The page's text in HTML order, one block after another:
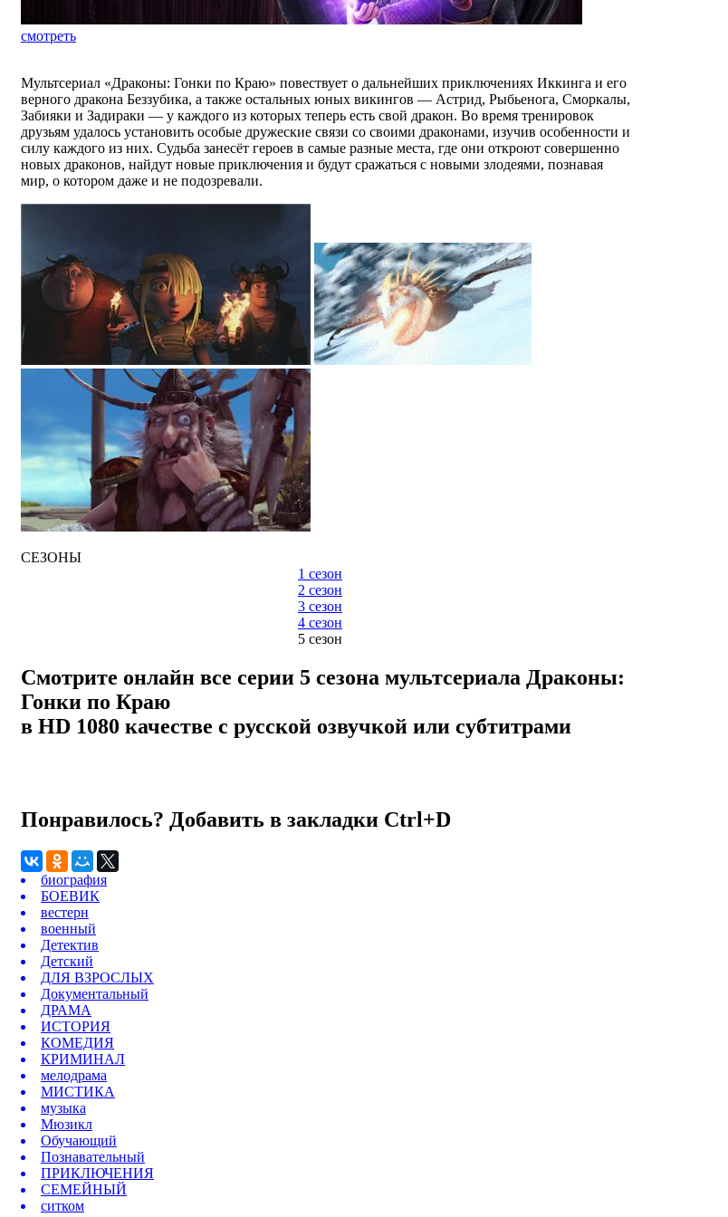
смотреть
Мультсериал «Драконы: Гонки по Краю» повествует о дальнейших приключениях Иккинга и его
верного дракона Беззубика, а также остальных юных викингов — Астрид, Рыбьенога, Сморкалы,
Забияки и Задираки — у каждого из которых теперь есть свой дракон. Во время тренировок
друзьям удалось установить особые дружеские связи со своими драконами, изучив особенности и
силу каждого из них. Судьба занесёт героев в самые разные места, где они откроют совершенно
новых драконов, найдут новые приключения и будут сражаться с новыми злодеями, познавая
мир, о котором даже и не подозревали.
СЕЗОНЫ
1 сезон
2 сезон
3 сезон
4 сезон
5 сезон
Смотрите онлайн все серии 5 сезона мультсериала Драконы:
Гонки по Краю
в HD 1080 качестве с русской озвучкой или субтитрами
Понравилось? Добавить в закладки Ctrl+D
биография
БОЕВИК
вестерн
военный
Детектив
Детский
ДЛЯ ВЗРОСЛЫХ
Документальный
ДРАМА
ИСТОРИЯ
КОМЕДИЯ
КРИМИНАЛ
мелодрама
МИСТИКА
музыка
Мюзикл
Обучающий
Познавательный
ПРИКЛЮЧЕНИЯ
СЕМЕЙНЫЙ
ситком